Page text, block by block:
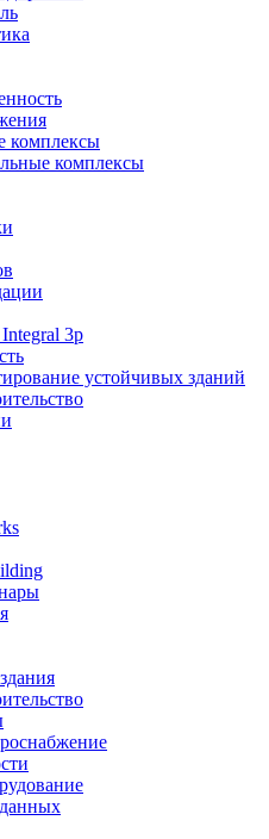
комплексы
комплексы
3p
устойчивых зданий